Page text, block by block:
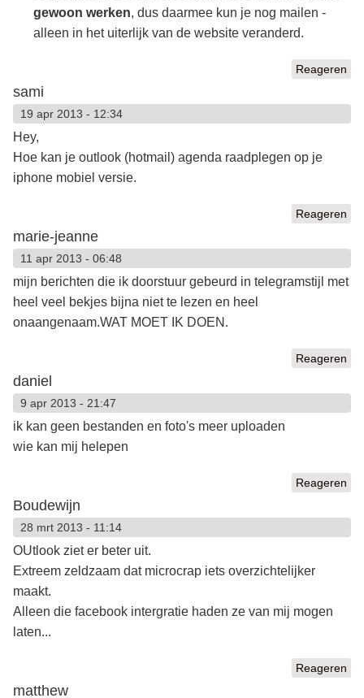
gewoon werken, dus daarmee kun je nog mailen -
alleen in het uiterlijk van de website veranderd.
Reageren
sami
19 apr 2013 - 12:34
Hey,
Hoe kan je outlook (hotmail) agenda raadplegen op je
iphone mobiel versie.
Reageren
marie-jeanne
11 apr 2013 - 06:48
mijn berichten die ik doorstuur gebeurd in telegramstijl met
heel veel bekjes bijna niet te lezen en heel
onaangenaam.WAT MOET IK DOEN.
Reageren
daniel
9 apr 2013 - 21:47
ik kan geen bestanden en foto's meer uploaden
wie kan mij helepen
Reageren
Boudewijn
28 mrt 2013 - 11:14
OUtlook ziet er beter uit.
Extreem zeldzaam dat microcrap iets overzichtelijker
maakt.
Alleen die facebook intergratie haden ze van mij mogen
laten...
Reageren
matthew